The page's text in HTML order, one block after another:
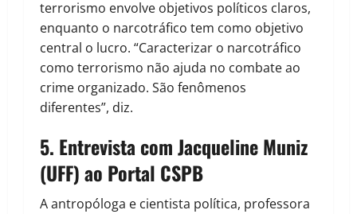
terrorismo envolve objetivos políticos claros,
enquanto o narcotráfico tem como objetivo
central o lucro. “Caracterizar o narcotráfico
como terrorismo não ajuda no combate ao
crime organizado. São fenômenos
diferentes”, diz.
5. Entrevista com Jacqueline Muniz
(UFF) ao Portal CSPB
A antropóloga e cientista política, professora